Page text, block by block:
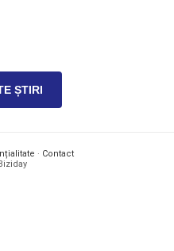
ȘTIRI
· Contact